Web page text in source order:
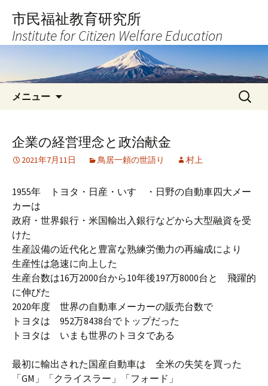
へ
キ
市民福祉教育研究所
Institute for Citizen Welfare Education
メニュー
検
索:
企業の経営理念と政治献金
2021年7月11日 鳥居一頼の世語り 村上
1955年 トヨタ・日産・いすゞ・日野の自動車四大メー
カーは
政府・世界銀行・米国輸出入銀行などから大型融資を受
けた
生産設備の近代化と豊富な熟練労働力の再編成により
生産性は急速に向上した
生産台数は16万2000台から10年後197万8000台と 飛躍的
に伸びた
2020年度 世界の自動車メーカーの販売台数で
トヨタは 952万8438台でトップだった
トヨタは いまも世界のトヨタである
最初に輸出された国産自動車は 全米の失笑を買った
「GM」「クライスラー」「フォード」